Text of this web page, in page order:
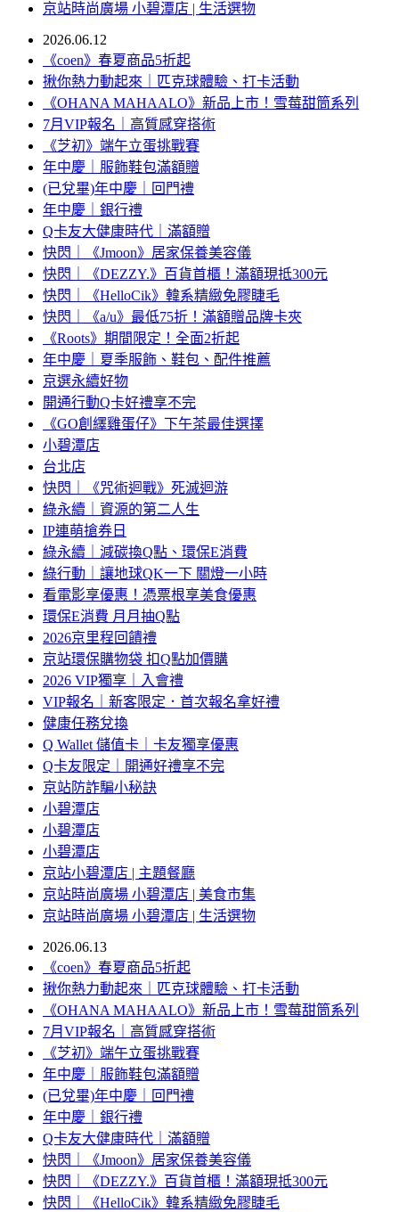
京站時尚廣場 小碧潭店 | 生活選物
2026.06.12
《coen》春夏商品5折起
揪你熱力動起來｜匹克球體驗、打卡活動
《OHANA MAHAALO》新品上市！雪莓甜筒系列
7月VIP報名｜高質感穿搭術
《芝初》端午立蛋挑戰賽
年中慶｜服飾鞋包滿額贈
(已兌畢)年中慶｜回門禮
年中慶｜銀行禮
Q卡友大健康時代｜滿額贈
快閃｜《Jmoon》居家保養美容儀
快閃｜《DEZZY.》百貨首櫃！滿額現抵300元
快閃｜《HelloCik》韓系精緻免膠睫毛
快閃｜《a/u》最低75折！滿額贈品牌卡夾
《Roots》期間限定！全面2折起
年中慶｜夏季服飾、鞋包、配件推薦
京選永續好物
開通行動Q卡好禮享不完
《GO創繹雞蛋仔》下午茶最佳選擇
小碧潭店
台北店
快閃｜《咒術迴戰》死滅迴游
綠永續｜資源的第二人生
IP連萌搶券日
綠永續｜減碳換Q點、環保E消費
綠行動｜讓地球QK一下 關燈一小時
看電影享優惠！憑票根享美食優惠
環保E消費 月月抽Q點
2026京里程回饋禮
京站環保購物袋 扣Q點加價購
2026 VIP獨享｜入會禮
VIP報名｜新客限定．首次報名拿好禮
健康任務兌換
Q Wallet 儲值卡｜卡友獨享優惠
Q卡友限定｜開通好禮享不完
京站防詐騙小秘訣
小碧潭店
小碧潭店
小碧潭店
京站小碧潭店 | 主題餐廳
京站時尚廣場 小碧潭店 | 美食市集
京站時尚廣場 小碧潭店 | 生活選物
2026.06.13
《coen》春夏商品5折起
揪你熱力動起來｜匹克球體驗、打卡活動
《OHANA MAHAALO》新品上市！雪莓甜筒系列
7月VIP報名｜高質感穿搭術
《芝初》端午立蛋挑戰賽
年中慶｜服飾鞋包滿額贈
(已兌畢)年中慶｜回門禮
年中慶｜銀行禮
Q卡友大健康時代｜滿額贈
快閃｜《Jmoon》居家保養美容儀
快閃｜《DEZZY.》百貨首櫃！滿額現抵300元
快閃｜《HelloCik》韓系精緻免膠睫毛